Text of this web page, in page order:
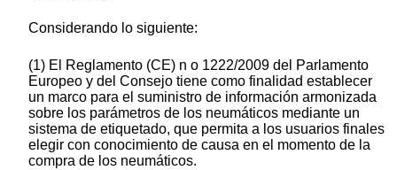
Considerando lo siguiente:
(1) El Reglamento (CE) n o 1222/2009 del Parlamento
Europeo y del Consejo tiene como finalidad establecer
un marco para el suministro de información armonizada
sobre los parámetros de los neumáticos mediante un
sistema de etiquetado, que permita a los usuarios finales
elegir con conocimiento de causa en el momento de la
compra de los neumáticos.